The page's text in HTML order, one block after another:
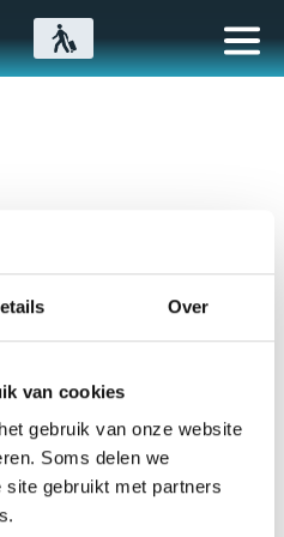
Over
van cookies
gebruik van onze website
Soms delen we
gebruikt met partners
available